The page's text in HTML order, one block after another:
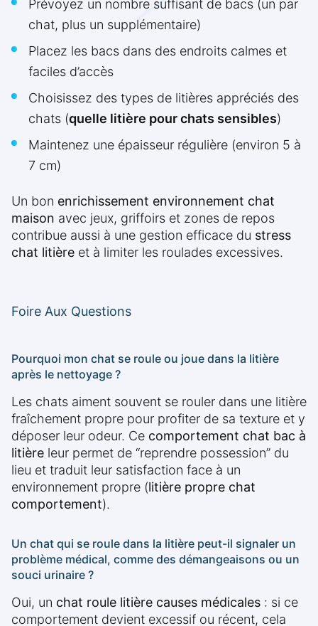
Prévoyez un nombre suffisant de bacs (un par
chat, plus un supplémentaire)
Placez les bacs dans des endroits calmes et
faciles d’accès
Choisissez des types de litières appréciés des
chats (quelle litière pour chats sensibles)
Maintenez une épaisseur régulière (environ 5 à
7 cm)
Un bon enrichissement environnement chat
maison avec jeux, griffoirs et zones de repos
contribue aussi à une gestion efficace du stress
chat litière et à limiter les roulades excessives.
Foire Aux Questions
Pourquoi mon chat se roule ou joue dans la litière
après le nettoyage ?
Les chats aiment souvent se rouler dans une litière
fraîchement propre pour profiter de sa texture et y
déposer leur odeur. Ce comportement chat bac à
litière leur permet de “reprendre possession” du
lieu et traduit leur satisfaction face à un
environnement propre (litière propre chat
comportement).
Un chat qui se roule dans la litière peut-il signaler un
problème médical, comme des démangeaisons ou un
souci urinaire ?
Oui, un chat roule litière causes médicales : si ce
comportement devient excessif ou récent, cela